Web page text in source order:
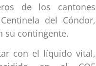
de los cantones
del Cóndor,
su contingente.
con el líquido vital,